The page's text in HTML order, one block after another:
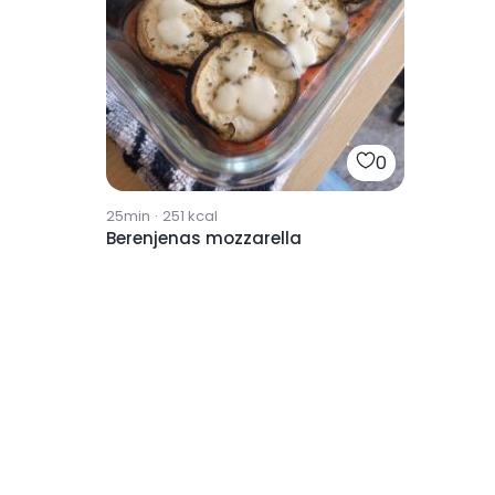
0
25min · 251 kcal
Berenjenas mozzarella